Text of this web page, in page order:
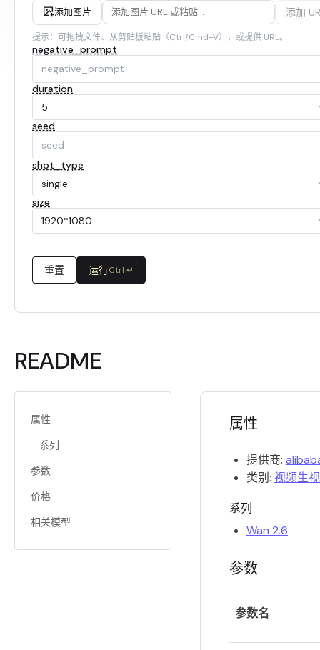
添加图片 添加
提示：可拖拽文件、从剪贴板粘贴（Ctrl/Cmd+V），或提供 URL。
negative_prompt
duration
5
seed
shot_type
single
size
1920*1080
重置 运行Ctrl ↵
README
属性
系列
参数
价格
相关模型
属性
提供商:
类别: 视频生
系列
Wan 2.6
参数
参数名